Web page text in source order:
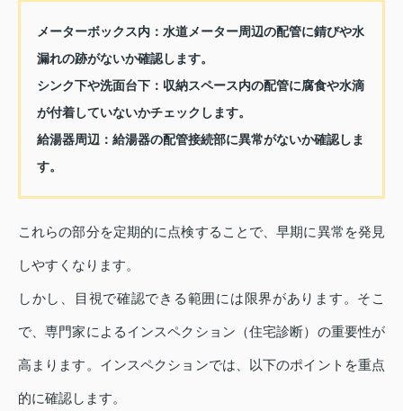
メーターボックス内： 水道メーター周辺の配管に錆びや水
漏れの跡がないか確認します。
シンク下や洗面台下： 収納スペース内の配管に腐食や水滴
が付着していないかチェックします。
給湯器周辺： 給湯器の配管接続部に異常がないか確認しま
す。
これらの部分を定期的に点検することで、早期に異常を発見
しやすくなります。
しかし、目視で確認できる範囲には限界があります。そこ
で、専門家によるインスペクション（住宅診断）の重要性が
高まります。インスペクションでは、以下のポイントを重点
的に確認します。